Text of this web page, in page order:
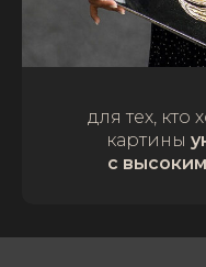
для тех, кто
картины
с